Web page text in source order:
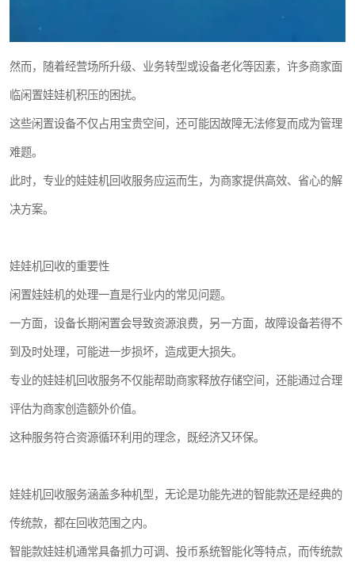
然而，随着经营场所升级、业务转型或设备老化等因素，许多商家面
临闲置娃娃机积压的困扰。
这些闲置设备不仅占用宝贵空间，还可能因故障无法修复而成为管理
难题。
此时，专业的娃娃机回收服务应运而生，为商家提供高效、省心的解
决方案。
娃娃机回收的重要性
闲置娃娃机的处理一直是行业内的常见问题。
一方面，设备长期闲置会导致资源浪费，另一方面，故障设备若得不
到及时处理，可能进一步损坏，造成更大损失。
专业的娃娃机回收服务不仅能帮助商家释放存储空间，还能通过合理
评估为商家创造额外价值。
这种服务符合资源循环利用的理念，既经济又环保。
娃娃机回收服务涵盖多种机型，无论是功能先进的智能款还是经典的
传统款，都在回收范围之内。
智能款娃娃机通常具备抓力可调、投币系统智能化等特点，而传统款